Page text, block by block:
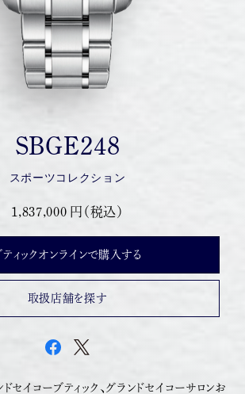
SBGE248
スポーツコレクション
1,837,000 円（税込）
ティックオンラインで購入する
取扱店舗を探す
セイコーブティック、グランドセイコーサロンお